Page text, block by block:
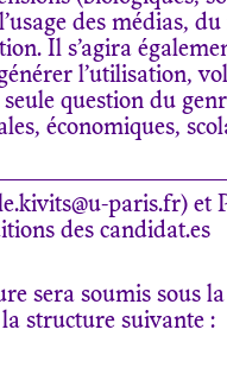
des médias,
Il s’agira
l’utilisation,
question du
économiques,
paris.fr) et
des candidat.es
sera soumis sous
structure suivante :